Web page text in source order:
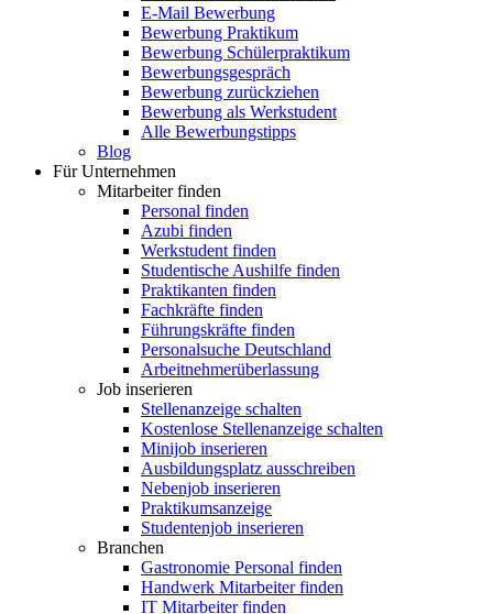
E-Mail Bewerbung
Bewerbung Praktikum
Bewerbung Schülerpraktikum
Bewerbungsgespräch
Bewerbung zurückziehen
Bewerbung als Werkstudent
Alle Bewerbungstipps
Blog
Für Unternehmen
Mitarbeiter finden
Personal finden
Azubi finden
Werkstudent finden
Studentische Aushilfe finden
Praktikanten finden
Fachkräfte finden
Führungskräfte finden
Personalsuche Deutschland
Arbeitnehmerüberlassung
Job inserieren
Stellenanzeige schalten
Kostenlose Stellenanzeige schalten
Minijob inserieren
Ausbildungsplatz ausschreiben
Nebenjob inserieren
Praktikumsanzeige
Studentenjob inserieren
Branchen
Gastronomie Personal finden
Handwerk Mitarbeiter finden
IT Mitarbeiter finden